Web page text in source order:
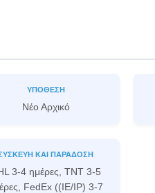
ΥΠΌΘΕΣΗ
Νέο Αρχικό
ΚΑΙ ΠΑΡΆΔΟΣΗ
3-4 ημέρες, TNT 3-5
FedEx ((IE/IP) 3-7